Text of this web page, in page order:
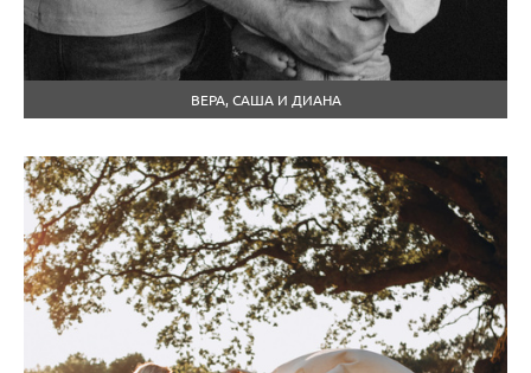
ВЕРА, САША И ДИАНА